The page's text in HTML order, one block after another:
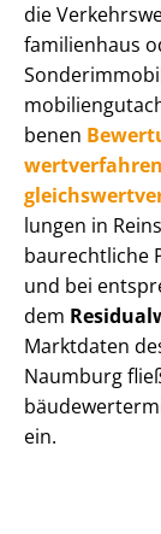
die
fa­mi­li­en­haus
be­nen
wert­ver­fah­ren
lun­gen in
baurechtliche
und bei
dem
Marktdaten
Naumburg
ein.